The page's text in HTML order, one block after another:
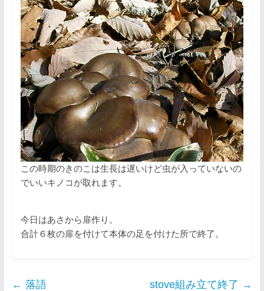
この時期のきのこは生長は遅いけど虫が入っていないの
でいいキノコが取れます。
今日はあさから扉作り。
合計６枚の扉を付けて本体の足を付けた所で終了。
← 落語 stove組み立て終了 →